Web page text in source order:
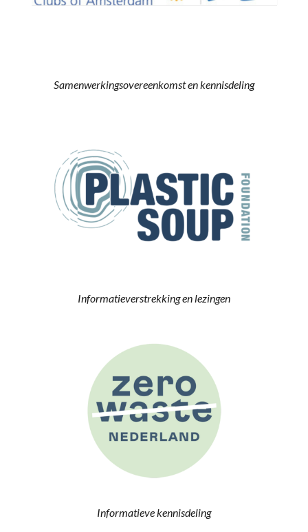
Samenwerkingsovereenkomsten kennisdeling
Informatieverstrekking en lezingen
Informatieve kennisdeling